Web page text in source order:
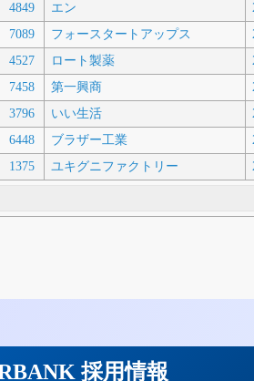
4849 エン
7089 フォースタートアップス
4527 ロート製薬
7458 第一興商
3796 いい生活
6448 ブラザー工業
1375 ユキグニファクトリー
採用情報